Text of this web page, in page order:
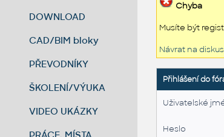
DOWNLOAD
CAD/BIM bloky
PŘEVODNÍKY
ŠKOLENÍ/VÝUKA
VIDEO UKÁZKY
Chyba
Musíte být
Návrat na
Přihlášení do
Uživatelské
Heslo